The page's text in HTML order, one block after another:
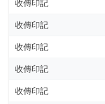
收傳印記
收傳印記
收傳印記
收傳印記
收傳印記